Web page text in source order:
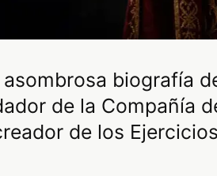
biografía
de la Compañía
de los